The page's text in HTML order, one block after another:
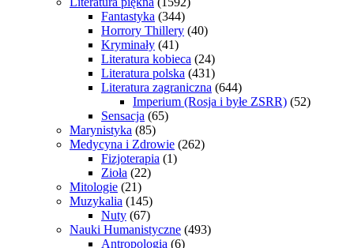
Fantastyka (344)
Horrory Thillery (40)
Kryminały (41)
Literatura kobieca (24)
Literatura polska (431)
Literatura zagraniczna (644)
Imperium (Rosja i byłe ZSRR) (52)
Sensacja (65)
Marynistyka (85)
Medycyna i Zdrowie (262)
Fizjoterapia (1)
Zioła (22)
Mitologie (21)
Muzykalia (145)
Nuty (67)
Nauki Humanistyczne (493)
Antropologia (6)